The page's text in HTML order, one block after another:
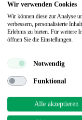
Terrassendielen
Wir verwenden Cookies
Wir können diese zur Analyse
verbessern, personalisierte
Erlebnis zu bieten. Für weitere
öffnen Sie die Einstellungen.
Notwendig
Funktional
Alle akzeptieren